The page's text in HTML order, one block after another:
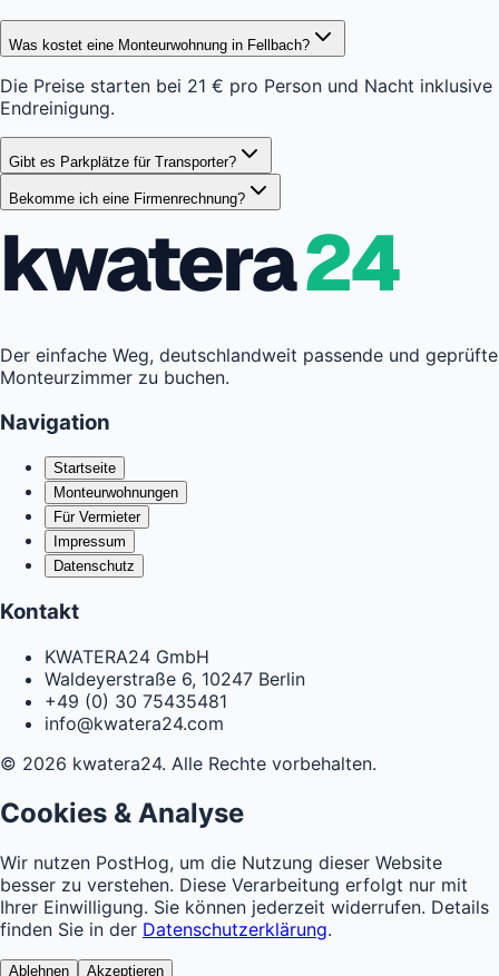
Was kostet eine Monteurwohnung in Fellbach?
Die Preise starten bei 21 € pro Person und Nacht inklusive
Endreinigung.
Gibt es Parkplätze für Transporter?
Bekomme ich eine Firmenrechnung?
kwatera24
Der einfache Weg, deutschlandweit passende und geprüfte
Monteurzimmer zu buchen.
Navigation
Startseite
Monteurwohnungen
Für Vermieter
Impressum
Datenschutz
Kontakt
KWATERA24 GmbH
Waldeyerstraße 6, 10247 Berlin
+49 (0) 30 75435481
info@kwatera24.com
© 2026 kwatera24. Alle Rechte vorbehalten.
Cookies & Analyse
Wir nutzen PostHog, um die Nutzung dieser Website
besser zu verstehen. Diese Verarbeitung erfolgt nur mit
Ihrer Einwilligung. Sie können jederzeit widerrufen. Details
finden Sie in der Datenschutzerklärung.
Ablehnen Akzeptieren